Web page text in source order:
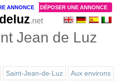
Jean de Luz
Saint-Jean-de-Luz Aux environs
.net
DÉPOSER UNE ANNONCE
ANNONCE